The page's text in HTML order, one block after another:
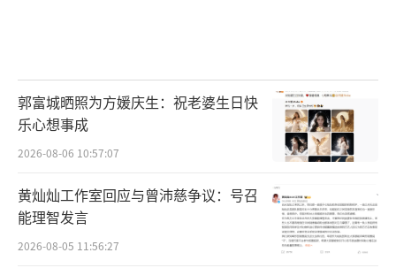
郭富城晒照为方媛庆生：祝老婆生日快
乐心想事成
2026-08-06 10:57:07
黄灿灿工作室回应与曾沛慈争议：号召
能理智发言
2026-08-05 11:56:27